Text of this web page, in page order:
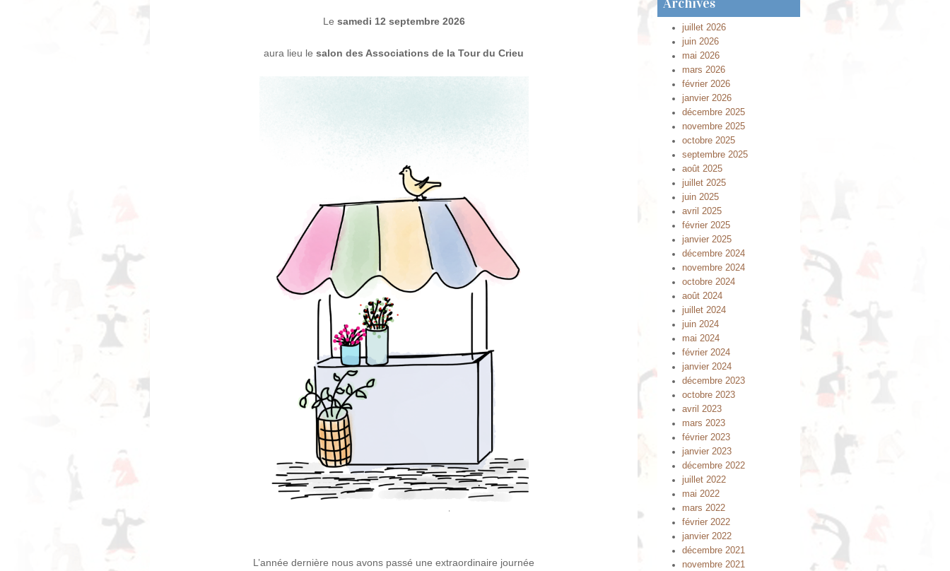
Le samedi 12 septembre 2026
aura lieu le salon des Associations de la Tour du Crieu
L’année dernière nous avons passé une extraordinaire journée
juillet 2026
juin 2026
mai 2026
mars 2026
février 2026
janvier 2026
décembre 2025
novembre 2025
octobre 2025
septembre 2025
août 2025
juillet 2025
juin 2025
avril 2025
février 2025
janvier 2025
décembre 2024
novembre 2024
octobre 2024
août 2024
juillet 2024
juin 2024
mai 2024
février 2024
janvier 2024
décembre 2023
octobre 2023
avril 2023
mars 2023
février 2023
janvier 2023
décembre 2022
juillet 2022
mai 2022
mars 2022
février 2022
janvier 2022
décembre 2021
novembre 2021